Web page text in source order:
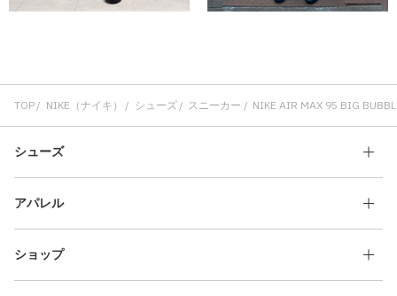
TOP NIKE（ナイキ） シューズ スニーカー NIKE AIR MAX 95 BIG
シューズ
アパレル
ショップ